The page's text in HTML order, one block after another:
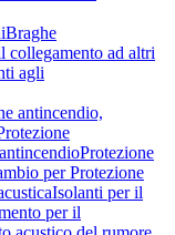
Braghe
collegamento ad altri
agli
antincendio,
Protezione
per Protezione
Isolanti per il
per il